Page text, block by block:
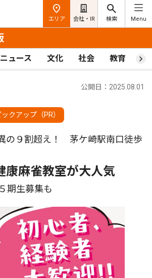
エリア 会社・IR 検索 Menu
ュース 文化 社会 教育 ス
ックアップ（PR）
公開日：2025.08.01
の９割超え！ 茅ケ崎駅南口徒歩
康麻雀教室が大人気
期生募集も